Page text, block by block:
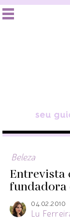
Beleza
Entrevista
fundadora
04.02.2010
Lu